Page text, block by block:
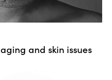
and skin issues